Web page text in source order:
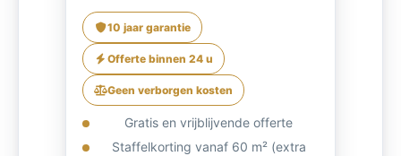
10 jaar garantie
Offerte binnen 24 u
Geen verborgen kosten
Gratis en vrijblijvende offerte
Staffelkorting vanaf 60 m² (extra